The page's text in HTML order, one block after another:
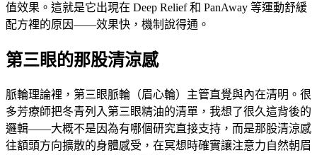
值效果。這就是它出現在 Deep Relief 和 PanAway 等運動舒緩
配方裡的原因——效果快，機制說得通。
第三眼的那股清涼感
脈輪理論裡，第三眼脈輪（眉心輪）主管直覺與內在清明。很
多芳療師把冬青列入第三眼精油的清單，我想了很久這背後的
邏輯——大概不是因為有哪個研究直接支持，而是那股清涼感
往額頭方向擴散的身體感受，在冥想時確實讓注意力自然朝眉